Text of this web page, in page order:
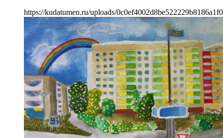
https://kudatumen.ru/uploads/